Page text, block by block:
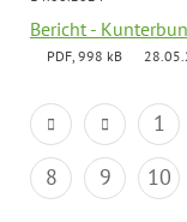
Bericht -
PDF, 998 kB
1
8
9 10